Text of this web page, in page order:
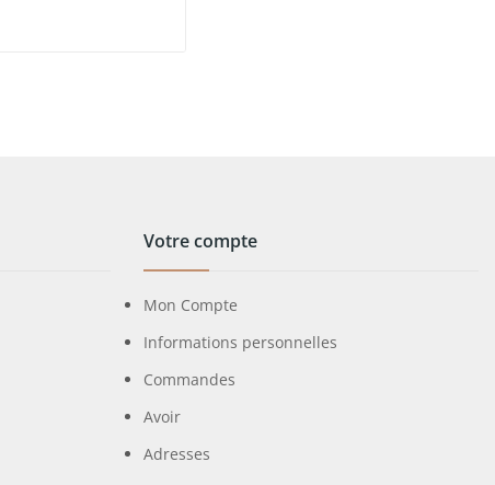
Votre compte
Mon Compte
Informations personnelles
Commandes
Avoir
Adresses